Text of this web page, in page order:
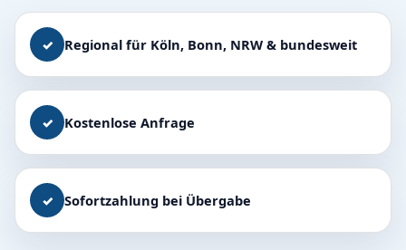
✓ Regional für Köln, Bonn, NRW & bundesweit
✓ Kostenlose Anfrage
✓ Sofortzahlung bei Übergabe